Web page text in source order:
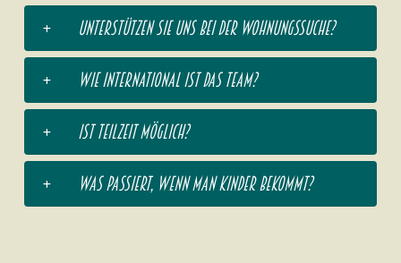
Unterstützen Sie uns bei der Wohnungssuche?
Wie international ist das Team?
Ist Teilzeit möglich?
Was passiert, wenn man Kinder bekommt?